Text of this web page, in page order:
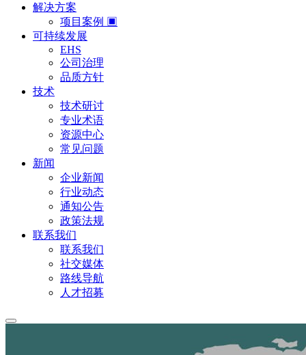
解决方案
项目案例 ▣
可持续发展
EHS
公司治理
品质方针
技术
技术研讨
专业术语
资源中心
常见问题
新闻
企业新闻
行业动态
通知公告
政策法规
联系我们
联系我们
社交媒体
路线导航
人才招募